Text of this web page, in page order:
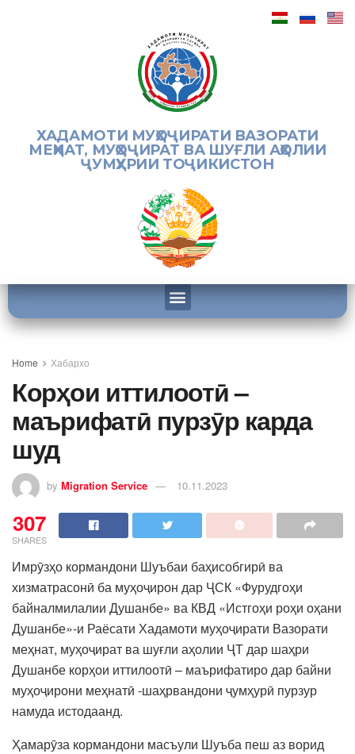
ХАДАМОТИ МУҲОҶИРАТИ ВАЗОРАТИ
МЕҲНАТ, МУҲОҶИРАТ ВА ШУҒЛИ АҲОЛИИ
ҶУМҲУРИИ ТОҶИКИСТОН
Home Хабархо
Корҳои иттилоотӣ –
маърифатӣ пурзӯр карда
шуд
by Migration Service 10.11.2023
307
SHARES
Имрӯзҳо кормандони Шуъбаи баҳисобгирӣ ва
хизматрасонӣ ба муҳоҷирон дар ҶСК «Фурудгоҳи
байналмилалии Душанбе» ва КВД «Истгоҳи роҳи оҳани
Душанбе»-и Раёсати Хадамоти муҳоҷирати Вазорати
меҳнат, муҳоҷират ва шуғли аҳолии ҶТ дар шаҳри
Душанбе корҳои иттилоотӣ – маърифатиро дар байни
муҳоҷирони меҳнатӣ -шаҳрвандони ҷумҳурӣ пурзур
намуда истодаанд.
Ҳамарӯза кормандони масъули Шуъба пеш аз ворид